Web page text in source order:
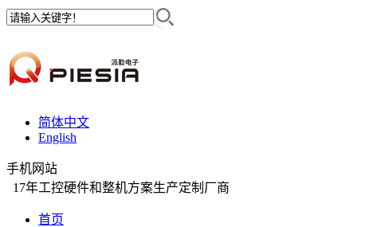
简体中文
English
手机网站
17年工控硬件和整机方案生产定制厂商
首页